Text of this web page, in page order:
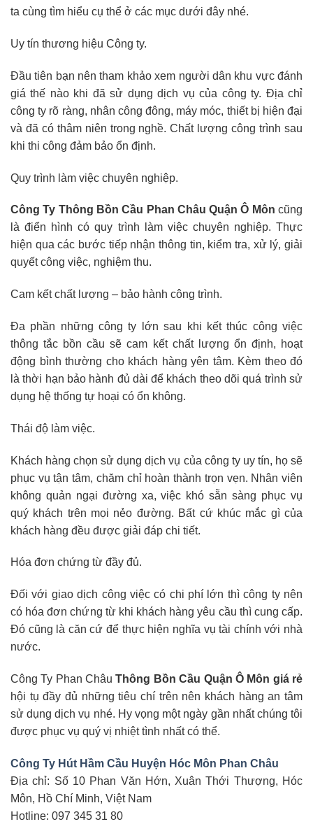
ta cùng tìm hiểu cụ thể ở các mục dưới đây nhé.
Uy tín thương hiệu Công ty.
Đầu tiên bạn nên tham khảo xem người dân khu vực đánh
giá thế nào khi đã sử dụng dịch vụ của công ty. Địa chỉ
công ty rõ ràng, nhân công đông, máy móc, thiết bị hiện đại
và đã có thâm niên trong nghề. Chất lượng công trình sau
khi thi công đảm bảo ổn định.
Quy trình làm việc chuyên nghiệp.
Công Ty Thông Bồn Cầu Phan Châu Quận Ô Môn cũng
là điển hình có quy trình làm việc chuyên nghiệp. Thực
hiện qua các bước tiếp nhận thông tin, kiểm tra, xử lý, giải
quyết công việc, nghiệm thu.
Cam kết chất lượng – bảo hành công trình.
Đa phần những công ty lớn sau khi kết thúc công việc
thông tắc bồn cầu sẽ cam kết chất lượng ổn định, hoạt
động bình thường cho khách hàng yên tâm. Kèm theo đó
là thời hạn bảo hành đủ dài để khách theo dõi quá trình sử
dụng hệ thống tự hoại có ổn không.
Thái độ làm việc.
Khách hàng chọn sử dụng dịch vụ của công ty uy tín, họ sẽ
phục vụ tận tâm, chăm chỉ hoàn thành trọn vẹn. Nhân viên
không quản ngại đường xa, việc khó sẵn sàng phục vụ
quý khách trên mọi nẻo đường. Bất cứ khúc mắc gì của
khách hàng đều được giải đáp chi tiết.
Hóa đơn chứng từ đầy đủ.
Đối với giao dịch công việc có chi phí lớn thì công ty nên
có hóa đơn chứng từ khi khách hàng yêu cầu thì cung cấp.
Đó cũng là căn cứ để thực hiện nghĩa vụ tài chính với nhà
nước.
Công Ty Phan ChâuThông Bồn Cầu Quận Ô Môn giá rẻ
hội tụ đầy đủ những tiêu chí trên nên khách hàng an tâm
sử dụng dịch vụ nhé. Hy vọng một ngày gần nhất chúng tôi
được phục vụ quý vị nhiệt tình nhất có thể.
Công Ty Hút Hầm Cầu Huyện Hóc Môn Phan Châu
Địa chỉ: Số 10 Phan Văn Hớn, Xuân Thới Thượng, Hóc
Môn, Hồ Chí Minh, Việt Nam
Hotline: 097 345 31 80